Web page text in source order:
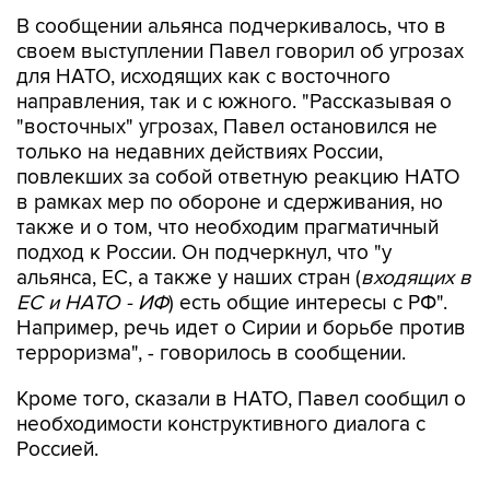
В сообщении альянса подчеркивалось, что в
своем выступлении Павел говорил об угрозах
для НАТО, исходящих как с восточного
направления, так и с южного. "Рассказывая о
"восточных" угрозах, Павел остановился не
только на недавних действиях России,
повлекших за собой ответную реакцию НАТО
в рамках мер по обороне и сдерживания, но
также и о том, что необходим прагматичный
подход к России. Он подчеркнул, что "у
альянса, ЕС, а также у наших стран (входящих в
ЕС и НАТО - ИФ) есть общие интересы с РФ".
Например, речь идет о Сирии и борьбе против
терроризма", - говорилось в сообщении.
Кроме того, сказали в НАТО, Павел сообщил о
необходимости конструктивного диалога с
Россией.